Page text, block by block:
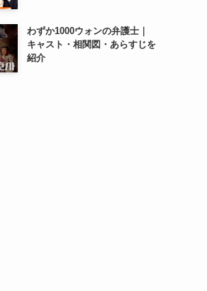
わずか1000ウォンの弁護士｜
キャスト・相関図・あらすじを
紹介